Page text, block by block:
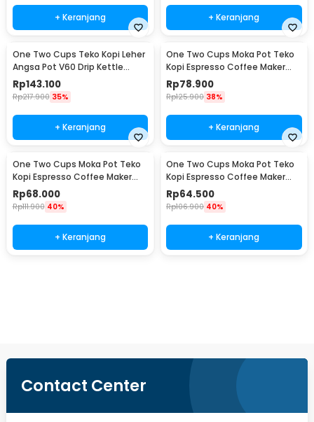
+ Keranjang + Keranjang
One Two Cups Teko Kopi Leher
Angsa Pot V60 Drip Kettle
960ml - RF-15
Rp143.100
Rp217.900 35%
+ Keranjang
One Two Cups Moka Pot Teko
Kopi Espresso Coffee Maker
Stovetop 6 Cup 300ml - Z21
Rp78.900
Rp125.900 38%
+ Keranjang
One Two Cups Moka Pot Teko
Kopi Espresso Coffee Maker
Stovetop 4 Cup 200ml - Z21
Rp68.000
Rp111.900 40%
+ Keranjang
One Two Cups Moka Pot Teko
Kopi Espresso Coffee Maker
Stovetop 2 Cup 100ml - Z21
Rp64.500
Rp106.900 40%
+ Keranjang
Contact Center